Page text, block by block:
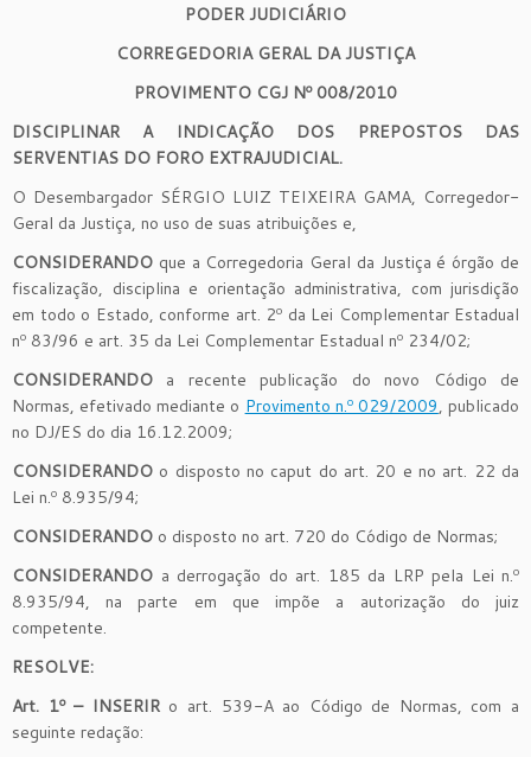
PODER JUDICIÁRIO
CORREGEDORIA GERAL DA JUSTIÇA
PROVIMENTO CGJ Nº 008/2010
DISCIPLINAR A INDICAÇÃO DOS PREPOSTOS DAS
SERVENTIAS DO FORO EXTRAJUDICIAL.
O Desembargador SÉRGIO LUIZ TEIXEIRA GAMA, Corregedor-
Geral da Justiça, no uso de suas atribuições e,
CONSIDERANDO que a Corregedoria Geral da Justiça é órgão de
fiscalização, disciplina e orientação administrativa, com jurisdição
em todo o Estado, conforme art. 2º da Lei Complementar Estadual
nº 83/96 e art. 35 da Lei Complementar Estadual nº 234/02;
CONSIDERANDO a recente publicação do novo Código de
Normas, efetivado mediante o Provimento n.º 029/2009, publicado
no DJ/ES do dia 16.12.2009;
CONSIDERANDO o disposto no caput do art. 20 e no art. 22 da
Lei n.º 8.935/94;
CONSIDERANDO o disposto no art. 720 do Código de Normas;
CONSIDERANDO a derrogação do art. 185 da LRP pela Lei n.º
8.935/94, na parte em que impõe a autorização do juiz
competente.
RESOLVE:
Art. 1º – INSERIRo art. 539-A ao Código de Normas, com a
seguinte redação: